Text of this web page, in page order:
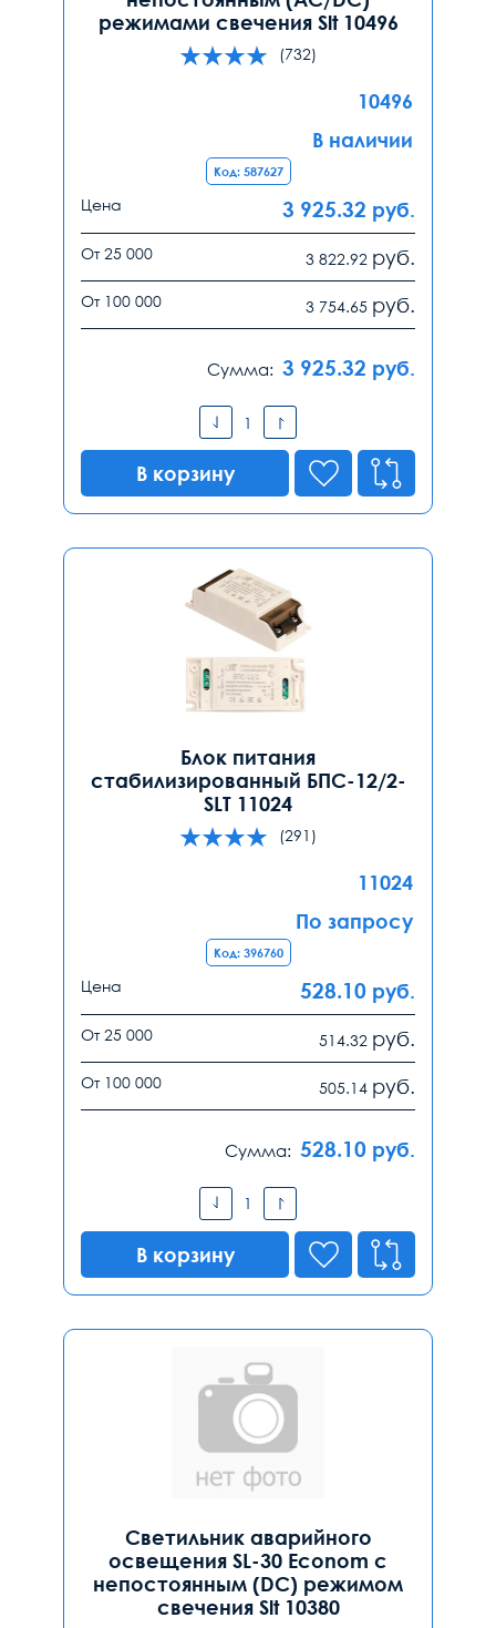
режимами свечения Slt 10496
(732)
10496
В наличии
Код: 587627
Цена 3 925.32 руб.
От 25 000 3 822.92 руб.
От 100 000 3 754.65 руб.
Сумма: 3 925.32 руб.
В корзину
Блок питания
стабилизированный БПС-12/2-
SLT 11024
(291)
11024
По запросу
Код: 396760
Цена 528.10 руб.
От 25 000 514.32 руб.
От 100 000 505.14 руб.
Сумма: 528.10 руб.
В корзину
Светильник аварийного
освещения SL-30 Econom с
непостоянным (DC) режимом
свечения Slt 10380